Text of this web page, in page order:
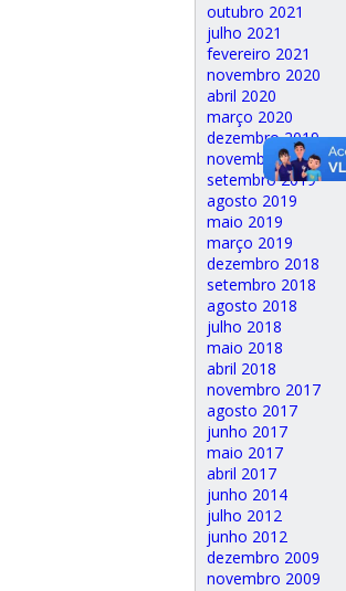
outubro 2021
julho 2021
fevereiro 2021
novembro 2020
abril 2020
março 2020
dezembro 2019
novembro 2019
setembro 2019
agosto 2019
maio 2019
março 2019
dezembro 2018
setembro 2018
agosto 2018
julho 2018
maio 2018
abril 2018
novembro 2017
agosto 2017
junho 2017
maio 2017
abril 2017
junho 2014
julho 2012
junho 2012
dezembro 2009
novembro 2009